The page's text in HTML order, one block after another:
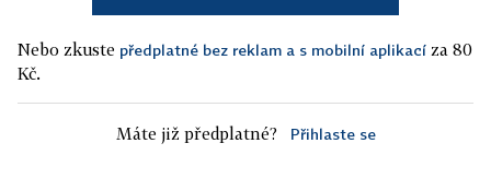
Nebo zkuste předplatné bez reklam a s mobilní aplikací za 80
Kč.
Máte již předplatné? Přihlaste se